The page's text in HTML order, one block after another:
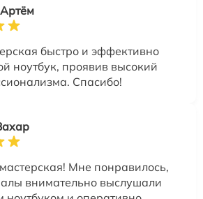
быстро и эффективно
ноутбук, проявив высокий
Спасибо!
Мне понравилось,
внимательно выслушали